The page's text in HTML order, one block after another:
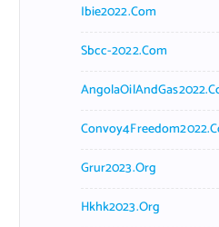
Ibie2022.com
Sbcc-2022.com
Grur2023.org
Hkhk2023.org